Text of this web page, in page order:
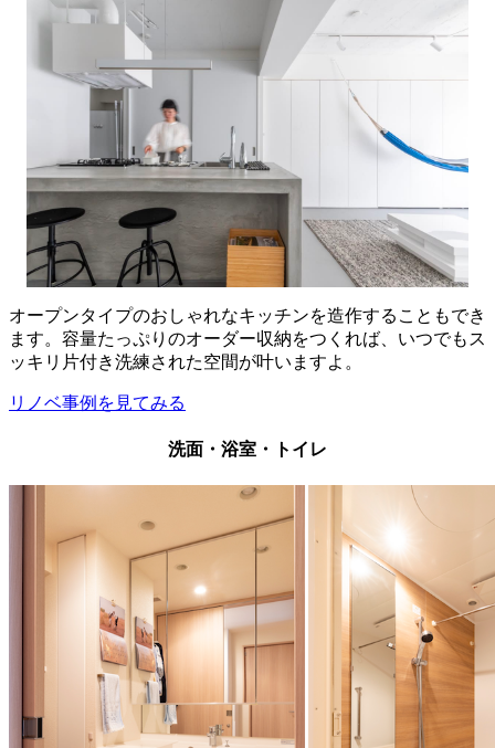
オープンタイプのおしゃれなキッチンを造作することもでき
ます。容量たっぷりのオーダー収納をつくれば、いつでもス
ッキリ片付き洗練された空間が叶いますよ。
リノベ事例を見てみる
洗面・浴室・トイレ